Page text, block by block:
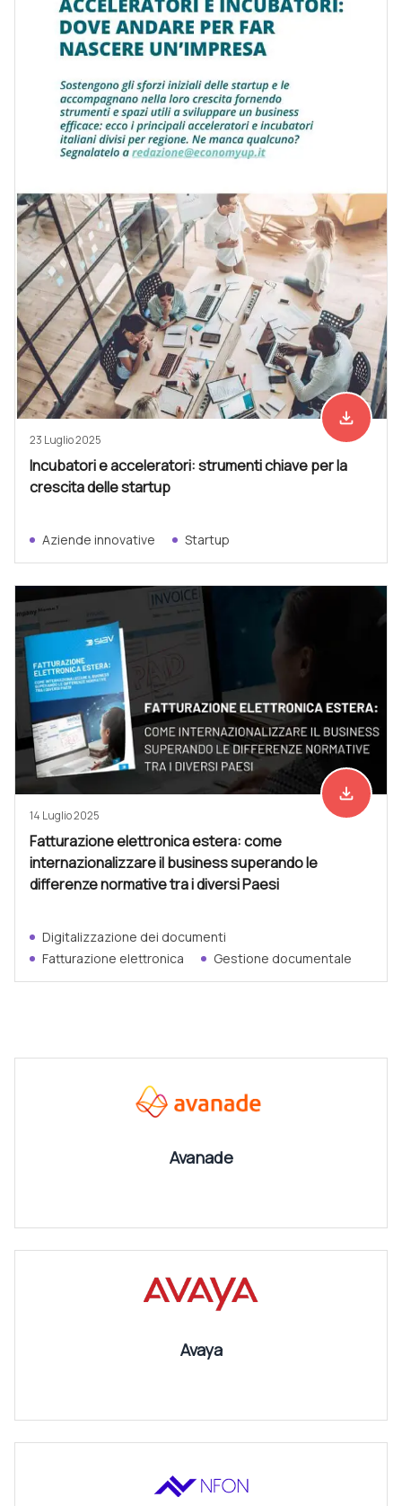
Scarica
file_download
23 Luglio 2025
Incubatori e acceleratori: strumenti chiave per la
crescita delle startup
Aziende innovative Startup
Scarica
file_download
14 Luglio 2025
Fatturazione elettronica estera: come
internazionalizzare il business superando le
differenze normative tra i diversi Paesi
Digitalizzazione dei documenti
Fatturazione elettronica
Gestione documentale
Avanade
Avaya